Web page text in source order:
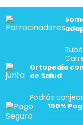
Ortopedia
de Salud
Podrás
100%